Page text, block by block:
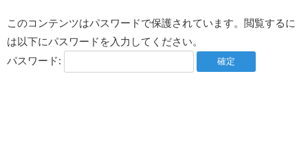
このコンテンツはパスワードで保護されています。閲覧するに
は以下にパスワードを入力してください。
パスワード: